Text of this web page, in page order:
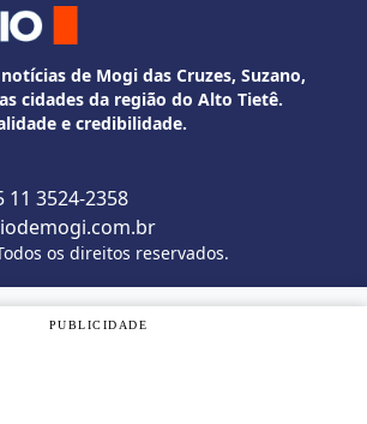
de Mogi das Cruzes, Suzano,
cidades da região do Alto Tietê.
e credibilidade.
3524-2358
os direitos reservados.
redes sociais
de acordo com a nossa
PUBLICIDADE